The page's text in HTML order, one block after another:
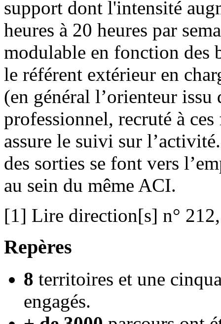
support dont l'intensité
heures à 20 heures par
modulable en fonction des
le référent extérieur en
(en général l’orienteur
professionnel, recruté à
assure le suivi sur
des sorties se font vers
au sein du même ACI.
[1] Lire direction[s] n°
Repères
8 territoires et une
engagés.